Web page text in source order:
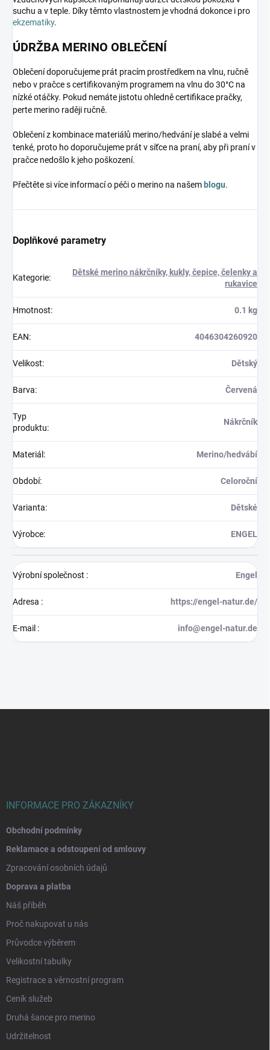
suchu a v teple. Díky těmto vlastnostem je vhodná dokonce i pro
ekzematiky.
ÚDRŽBA MERINO OBLEČENÍ
Oblečení doporučujeme prát pracím prostředkem na vlnu, ručně
nebo v pračce s certifikovaným programem na vlnu do 30°C na
nízké otáčky. Pokud nemáte jistotu ohledně certifikace pračky,
perte merino raději ručně.
Oblečení z kombinace materiálů merino/hedvání je slabé a velmi
tenké, proto ho doporučujeme prát v síťce na praní, aby při praní v
pračce nedošlo k jeho poškození.
Přečtěte si více informací o péči o merino na našem blogu.
Doplňkové parametry
Kategorie:
Dětské merino nákrčníky, kukly, čepice, čelenky a
rukavice
Hmotnost: 0.1 kg
EAN: 4046304260920
Velikost: Dětský
Barva: Červená
Typ
produktu:
Nákrčník
Materiál : Merino/hedvábí
Období: Celoroční
Varianta: Dětské
Výrobce: ENGEL
Výrobní společnost : Engel
Adresa : https://engel-natur.de/
E-mail : info@engel-natur.de
INFORMACE PRO ZÁKAZNÍKY
Obchodní podmínky
Reklamace a odstoupení od smlouvy
Zpracování osobních údajů
Doprava a platba
Náš příběh
Proč nakupovat u nás
Průvodce výběrem
Velikostní tabulky
Registrace a věrnostní program
Ceník služeb
Druhá šance pro merino
Udržitelnost